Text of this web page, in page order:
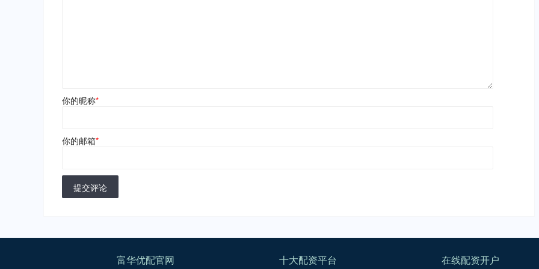
你的昵称*
你的邮箱*
提交评论
富华优配官网 十大配资平台 在线配资开户